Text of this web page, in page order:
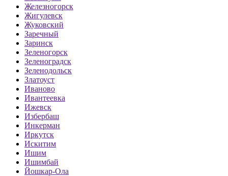
Железногорск
Жигулевск
Жуковский
Заречный
Заринск
Зеленогорск
Зеленоградск
Зеленодольск
Златоуст
Иваново
Ивантеевка
Ижевск
Избербаш
Инкерман
Иркутск
Искитим
Ишим
Ишимбай
Йошкар-Ола